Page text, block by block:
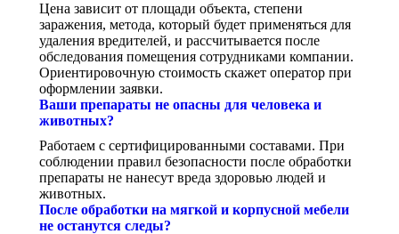
Цена зависит от площади объекта, степени
заражения, метода, который будет применяться для
удаления вредителей, и рассчитывается после
обследования помещения сотрудниками компании.
Ориентировочную стоимость скажет оператор при
оформлении заявки.
Ваши препараты не опасны для человека и
животных?
Работаем с сертифицированными составами. При
соблюдении правил безопасности после обработки
препараты не нанесут вреда здоровью людей и
животных.
После обработки на мягкой и корпусной мебели
не останутся следы?